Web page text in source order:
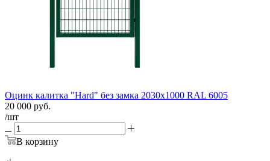
Оцинк калитка "Hard" без замка 2030х1000 RAL 6005
20 000 руб.
/шт
В корзину